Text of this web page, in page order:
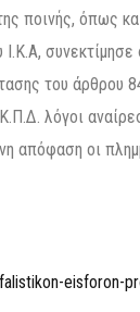
ποινής, όπως
του άρθρου
λόγοι
απόφαση οι
eisforon-